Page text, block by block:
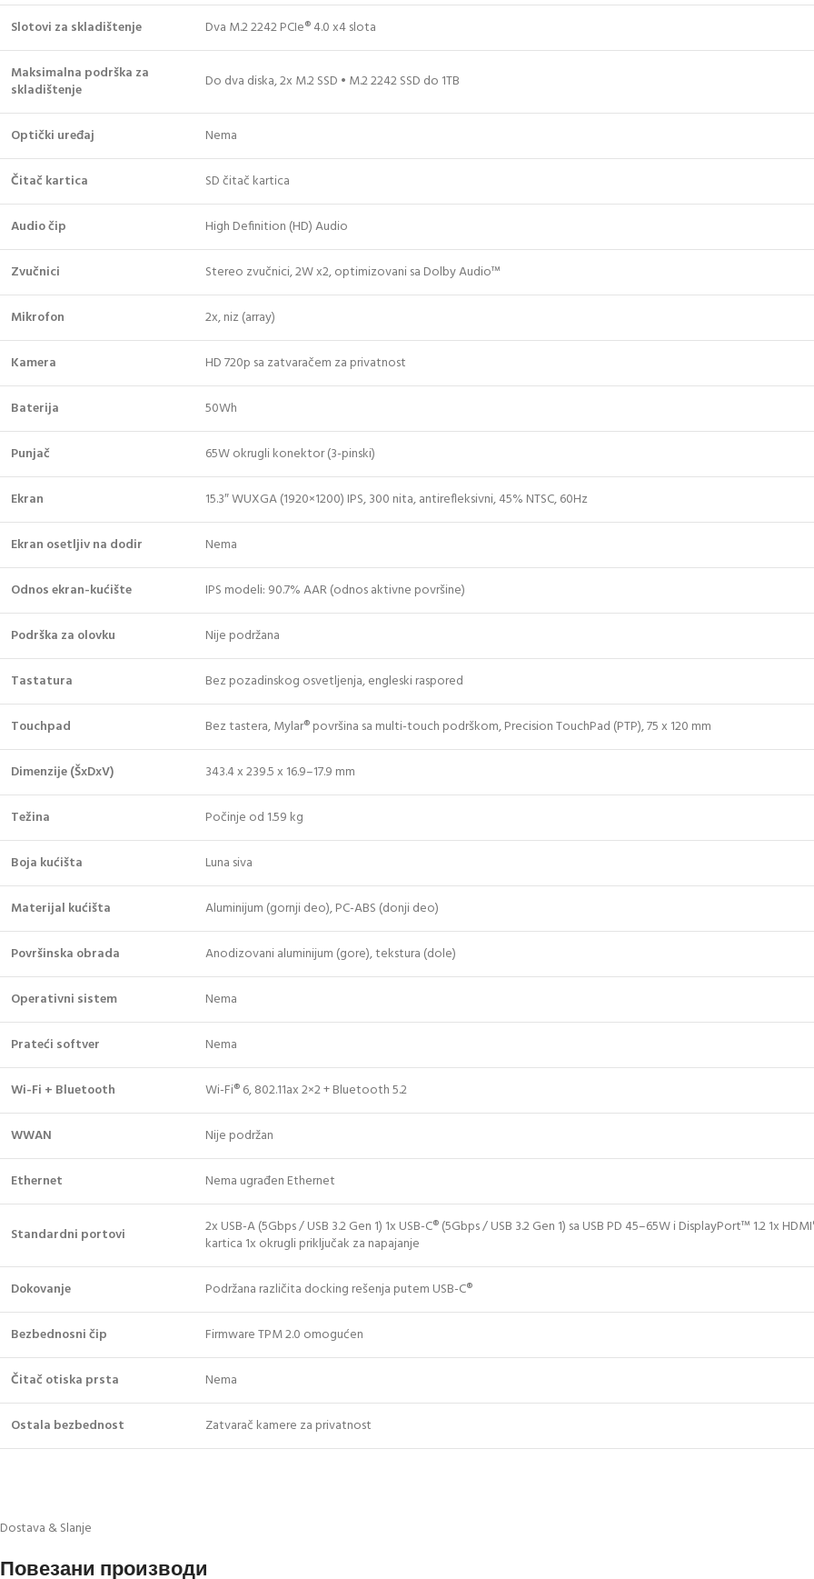
Slotovi za skladištenje Dva M.2 2242 PCIe® 4.0 x4 slota
Maksimalna podrška za
skladištenje
Do dva diska, 2x M.2 SSD • M.2 2242 SSD do 1TB
Optički uređaj Nema
Čitač kartica SD čitač kartica
Audio čip High Definition (HD) Audio
Zvučnici Stereo zvučnici, 2W x2, optimizovani sa Dolby Audio™
Mikrofon 2x, niz (array)
Kamera HD 720p sa zatvaračem za privatnost
Baterija 50Wh
Punjač 65W okrugli konektor (3-pinski)
Ekran 15.3″ WUXGA (1920×1200) IPS, 300 nita, antirefleksivni, 45% NTSC, 60Hz
Ekran osetljiv na dodir Nema
Odnos ekran-kućište IPS modeli: 90.7% AAR (odnos aktivne površine)
Podrška za olovku Nije podržana
Tastatura Bez pozadinskog osvetljenja, engleski raspored
Touchpad Bez tastera, Mylar® površina sa multi-touch podrškom, Precision TouchPad (PTP), 75 x 120 mm
Dimenzije (ŠxDxV) 343.4 x 239.5 x 16.9–17.9 mm
Težina Počinje od 1.59 kg
Boja kućišta Luna siva
Materijal kućišta Aluminijum (gornji deo), PC-ABS (donji deo)
Površinska obrada Anodizovani aluminijum (gore), tekstura (dole)
Operativni sistem Nema
Prateći softver Nema
Wi-Fi + Bluetooth Wi-Fi® 6, 802.11ax 2×2 + Bluetooth 5.2
WWAN Nije podržan
Ethernet Nema ugrađen Ethernet
Standardni portovi
2x USB-A (5Gbps / USB 3.2 Gen 1) 1x USB-C® (5Gbps / USB 3.2 Gen 1) sa USB PD 45–65W i DisplayPort™ 1.2 1x
kartica 1x okrugli priključak za napajanje
Dokovanje Podržana različita docking rešenja putem USB-C®
Bezbednosni čip Firmware TPM 2.0 omogućen
Čitač otiska prsta Nema
Ostala bezbednost Zatvarač kamere za privatnost
Dostava & Slanje
Повезани производи